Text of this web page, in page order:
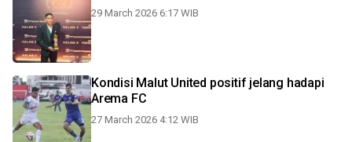
29 March 2026 6:17 WIB
Kondisi Malut United positif jelang hadapi
Arema FC
27 March 2026 4:12 WIB